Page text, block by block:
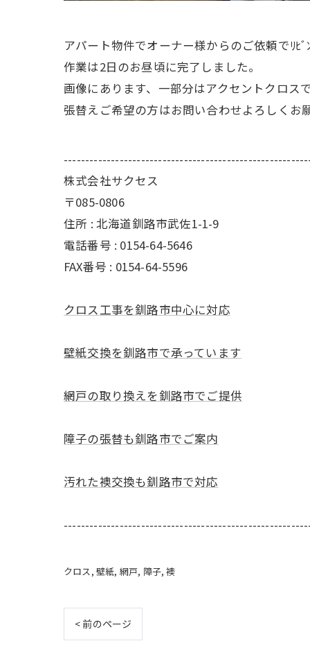
アパート物件でオーナー様からのご依頼でﾘﾋ
作業は2日のお昼頃に完了しました。
画像にあります、一部分はアクセントクロス
張替えご希望の方はお問い合わせよろしくお
株式会社サクセス
〒085-0806
住所 : 北海道釧路市武佐1-1-9
電話番号 : 0154-64-5646
FAX番号 : 0154-64-5596
クロス工事を釧路市中心に対応
壁紙交換を釧路市で承っています
網戸の取り換えを釧路市でご提供
障子の張替も釧路市でご案内
汚れた襖交換も釧路市で対応
クロス 壁紙 網戸 障子 襖
< 前のページ